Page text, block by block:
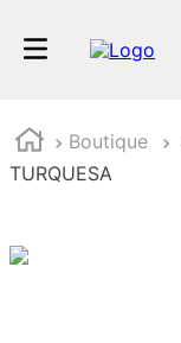
Boutique
TURQUESA